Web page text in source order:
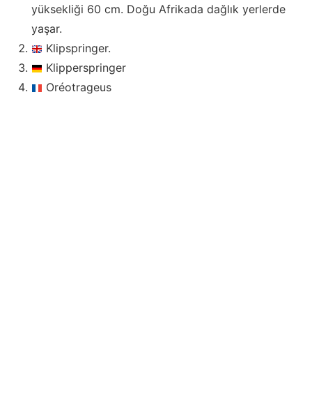
yüksekliği 60 cm. Doğu Afrikada dağlık yerlerde
yaşar.
Klipspringer.
Klipperspringer
Oréotrageus